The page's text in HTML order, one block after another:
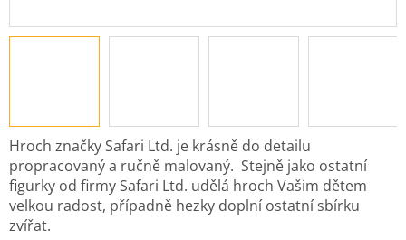
Hroch značky Safari Ltd. je krásně do detailu
propracovaný a ručně malovaný. Stejně jako ostatní
figurky od firmy Safari Ltd. udělá hroch Vašim dětem
velkou radost, případně hezky doplní ostatní sbírku
zvířat.